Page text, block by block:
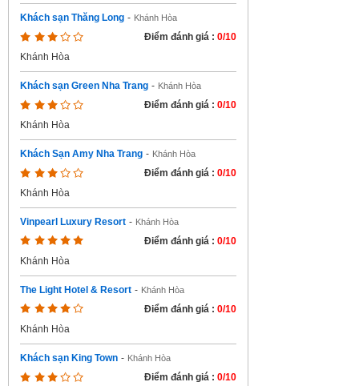
Khách sạn Thăng Long - Khánh Hòa
Điểm đánh giá : 0/10
Khánh Hòa
Khách sạn Green Nha Trang - Khánh Hòa
Điểm đánh giá : 0/10
Khánh Hòa
Khách Sạn Amy Nha Trang - Khánh Hòa
Điểm đánh giá : 0/10
Khánh Hòa
Vinpearl Luxury Resort - Khánh Hòa
Điểm đánh giá : 0/10
Khánh Hòa
The Light Hotel & Resort - Khánh Hòa
Điểm đánh giá : 0/10
Khánh Hòa
Khách sạn King Town - Khánh Hòa
Điểm đánh giá : 0/10